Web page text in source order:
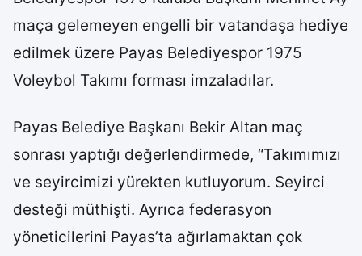
maça gelemeyen engelli bir vatandaşa hediye
edilmek üzere Payas Belediyespor 1975
Voleybol Takımı forması imzaladılar.
Payas Belediye Başkanı Bekir Altan maç
sonrası yaptığı değerlendirmede, “Takımımızı
ve seyircimizi yürekten kutluyorum. Seyirci
desteği müthişti. Ayrıca federasyon
yöneticilerini Payas’ta ağırlamaktan çok